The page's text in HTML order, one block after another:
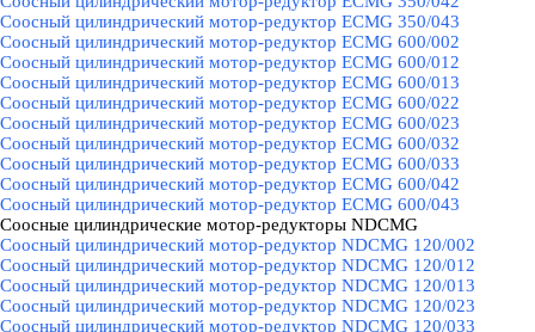
Соосный цилиндрический мотор-редуктор ECMG 350/043
Соосный цилиндрический мотор-редуктор ECMG 600/002
Соосный цилиндрический мотор-редуктор ECMG 600/012
Соосный цилиндрический мотор-редуктор ECMG 600/013
Соосный цилиндрический мотор-редуктор ECMG 600/022
Соосный цилиндрический мотор-редуктор ECMG 600/023
Соосный цилиндрический мотор-редуктор ECMG 600/032
Соосный цилиндрический мотор-редуктор ECMG 600/033
Соосный цилиндрический мотор-редуктор ECMG 600/042
Соосный цилиндрический мотор-редуктор ECMG 600/043
Соосные цилиндрические мотор-редукторы NDCMG
Соосный цилиндрический мотор-редуктор NDCMG 120/002
Соосный цилиндрический мотор-редуктор NDCMG 120/012
Соосный цилиндрический мотор-редуктор NDCMG 120/013
Соосный цилиндрический мотор-редуктор NDCMG 120/023
Соосный цилиндрический мотор-редуктор NDCMG 120/033